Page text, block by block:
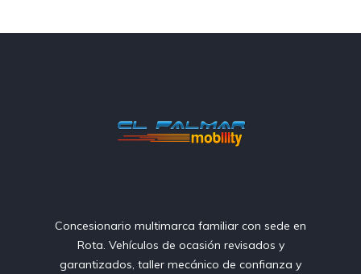
Concesionario multimarca familiar con sede en
Rota. Vehículos de ocasión revisados y
garantizados, taller mecánico de confianza y